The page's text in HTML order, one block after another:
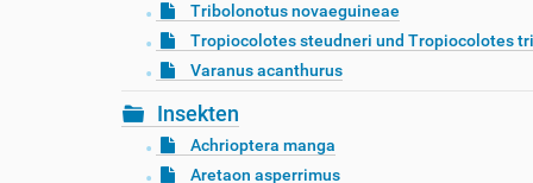
Tribolonotus novaeguineae
Tropiocolotes steudneri und Tropiocolotes
Varanus acanthurus
Insekten
Achrioptera manga
Aretaon asperrimus